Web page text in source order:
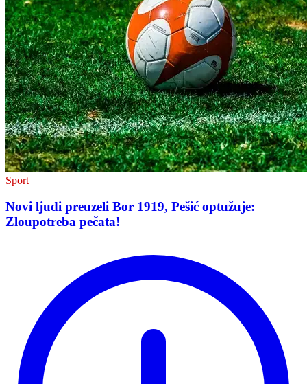
Sport
Novi ljudi preuzeli Bor 1919, Pešić optužuje:
Zloupotreba pečata!